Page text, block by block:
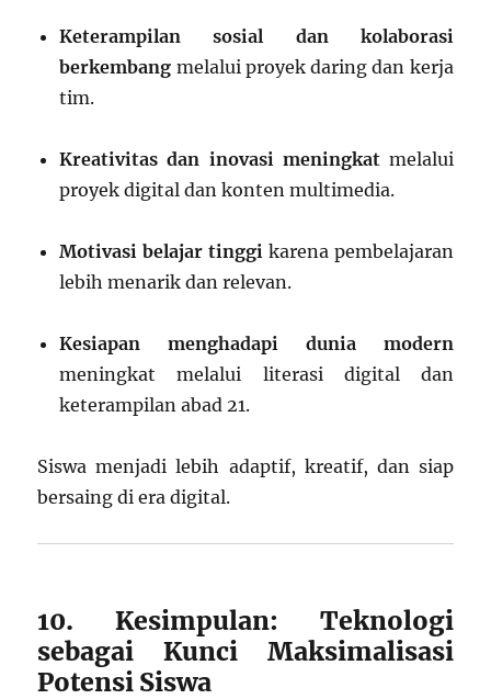
Keterampilan sosial dan kolaborasi
berkembang melalui proyek daring dan kerja
tim.
Kreativitas dan inovasi meningkatmelalui
proyek digital dan konten multimedia.
Motivasi belajar tinggi karena pembelajaran
lebih menarik dan relevan.
Kesiapan menghadapi dunia modern
meningkat melalui literasi digital dan
keterampilan abad 21.
Siswa menjadi lebih adaptif, kreatif, dan siap
bersaing di era digital.
10. Kesimpulan: Teknologi
sebagai Kunci Maksimalisasi
Potensi Siswa